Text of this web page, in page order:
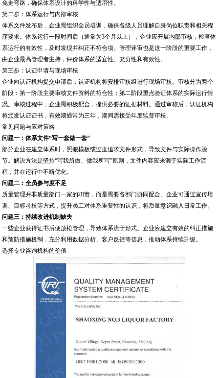
免走弯路，确保体系设计的科学性与适用性。
第二步：体系运行与内部审核
体系文件发布后，企业需组织全员培训，确保各级人员理解自身岗位职责和相关程
序要求。体系运行一段时间后（通常为3个月以上），企业应开展内部审核，检查体
系运行的有效性，及时发现并纠正不符合项。管理评审也是这一阶段的重要工作，
由企业最高管理者主持，评价体系的适宜性、充分性和有效性。
第三步：认证申请与现场审核
企业向认证机构提交申请后，认证机构将安排审核组进行现场审核。审核分为两个
阶段：第一阶段主要审核文件资料的符合性；第二阶段重点验证体系的实际运行情
况。审核过程中，企业需积极配合，提供必要的证据材料。通过审核后，认证机构
将颁发认证证书，有效期通常为三年，期间需接受年度监督审核。
常见问题与应对策略
问题一：体系文件“写一套做一套”
部分企业在建立体系时，照搬模板或过度追求文件形式，导致文件与实际操作脱
节。解决方法是坚持“写我所做、做我所写”原则，文件内容应来源于实际工作流
程，并在运行中不断优化。
问题二：全员参与度不足
质量管理并非质量部门一家的职责，而是需要各部门协同配合。企业可通过宣传培
训、目标考核等方式，提升员工对体系重要性的认识，将质量意识融入日常工作。
问题三：持续改进机制缺失
一些企业获得证书后便放松管理，导致体系流于形式。企业应建立有效的纠正措施
和预防措施机制，充分利用数据分析、客户反馈等信息，推动体系持续升级。
选择专业咨询机构的价值